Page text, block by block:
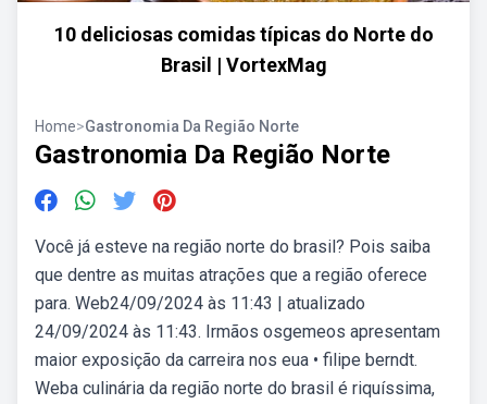
10 deliciosas comidas típicas do Norte do
Brasil | VortexMag
Home>Gastronomia Da Região Norte
Gastronomia Da Região Norte
Você já esteve na região norte do brasil? Pois saiba
que dentre as muitas atrações que a região oferece
para. Web24/09/2024 às 11:43 | atualizado
24/09/2024 às 11:43. Irmãos osgemeos apresentam
maior exposição da carreira nos eua • filipe berndt.
Weba culinária da região norte do brasil é riquíssima,